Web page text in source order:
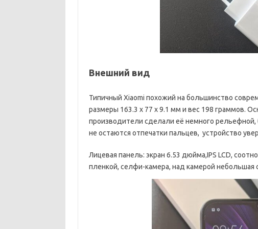
Внешний вид
Типичный Xiaomi похожий на большинство
размеры 163.3 x 77 x 9.1 мм и вес 198 граммов.
производители сделали её немного
не остаются отпечатки пальцев, устройство
Лицевая панель: экран 6.53 дюйма,IPS LCD,
пленкой, селфи-камера, над камерой небольшая